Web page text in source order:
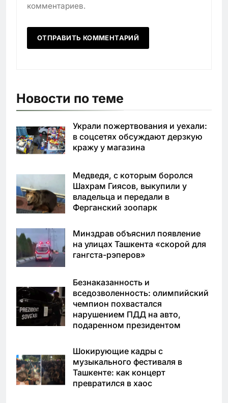
комментариев.
Новости по теме
Украли пожертвования и уехали:
в соцсетях обсуждают дерзкую
кражу у магазина
Медведя, с которым боролся
Шахрам Гиясов, выкупили у
владельца и передали в
Ферганский зоопарк
Минздрав объяснил появление
на улицах Ташкента «скорой для
гангста-рэперов»
Безнаказанность и
вседозволенность: олимпийский
чемпион похвастался
нарушением ПДД на авто,
подаренном президентом
Шокирующие кадры с
музыкального фестиваля в
Ташкенте: как концерт
превратился в хаос